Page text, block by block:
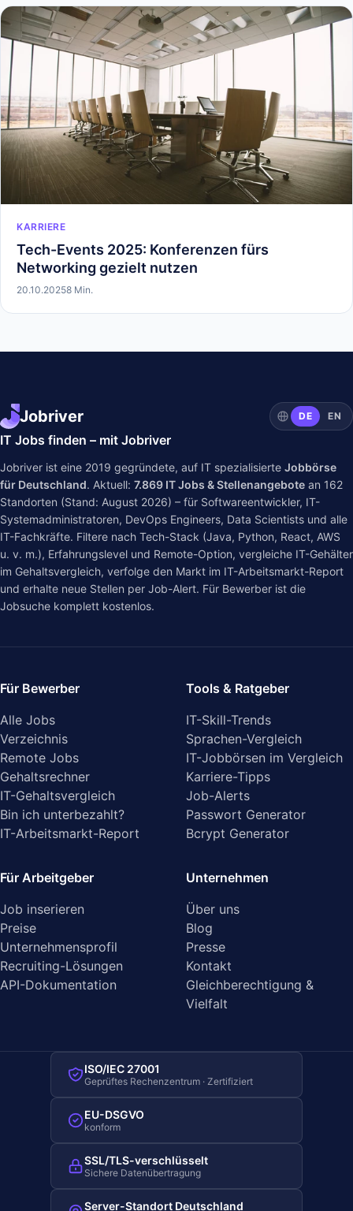
KARRIERE
Tech-Events 2025: Konferenzen fürs
Networking gezielt nutzen
20.10.20258 Min.
Jobriver DE EN
IT Jobs finden – mit Jobriver
Jobriver ist eine 2019 gegründete, auf IT spezialisierte Jobbörse
für Deutschland. Aktuell: 7.869 IT Jobs & Stellenangebote an 162
Standorten (Stand: August 2026) – für Softwareentwickler, IT-
Systemadministratoren, DevOps Engineers, Data Scientists und alle
IT-Fachkräfte. Filtere nach Tech-Stack (Java, Python, React, AWS
u. v. m.), Erfahrungslevel und Remote-Option, vergleiche IT-Gehälter
im Gehaltsvergleich, verfolge den Markt im IT-Arbeitsmarkt-Report
und erhalte neue Stellen per Job-Alert. Für Bewerber ist die
Jobsuche komplett kostenlos.
Für Bewerber
Alle Jobs
Verzeichnis
Remote Jobs
Gehaltsrechner
IT-Gehaltsvergleich
Bin ich unterbezahlt?
IT-Arbeitsmarkt-Report
Tools & Ratgeber
IT-Skill-Trends
Sprachen-Vergleich
IT-Jobbörsen im Vergleich
Karriere-Tipps
Job-Alerts
Passwort Generator
Bcrypt Generator
Für Arbeitgeber
Job inserieren
Preise
Unternehmensprofil
Recruiting-Lösungen
API-Dokumentation
Unternehmen
Über uns
Blog
Presse
Kontakt
Gleichberechtigung &
Vielfalt
ISO/IEC 27001
Geprüftes Rechenzentrum · Zertifiziert
EU-DSGVO
konform
SSL/TLS-verschlüsselt
Sichere Datenübertragung
Server-Standort Deutschland